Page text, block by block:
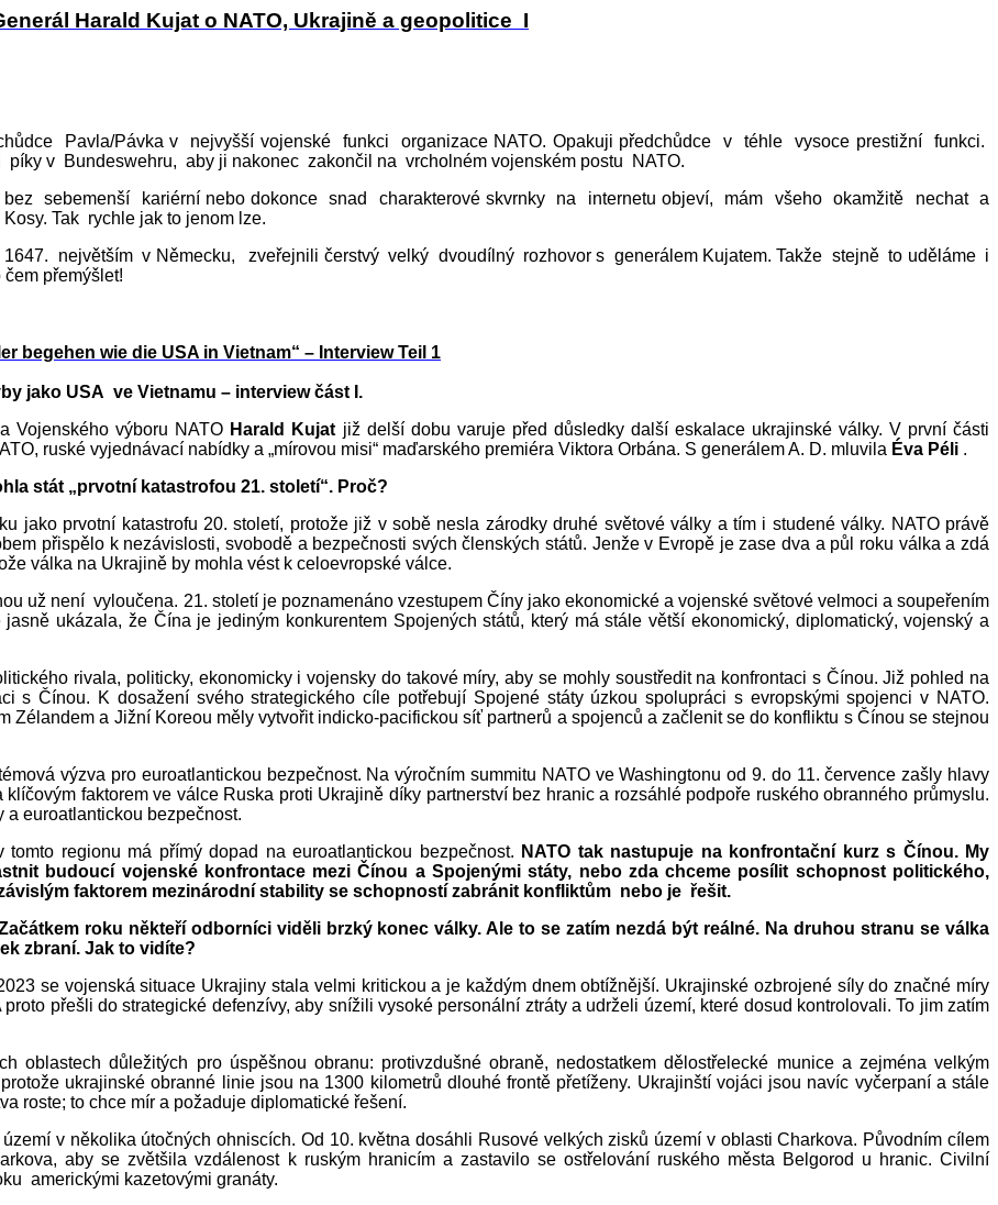
Harald Kujat o NATO, Ukrajině a geopolitice I
Pavla/Pávka v nejvyšší vojenské funkci organizace NATO. Opakuji předchůdce v téhle vysoce prestižní funkci.
v Bundeswehru, aby ji nakonec zakončil na vrcholném vojenském postu NATO.
sebemenší kariérní nebo dokonce snad charakterové skvrnky na internetu objeví, mám všeho okamžitě nechat a
Tak rychle jak to jenom lze.
největším v Německu, zveřejnili čerstvý velký dvoudílný rozhovor s generálem Kujatem. Takže stejně to uděláme i
přemýšlet!
begehen wie die USA in Vietnam“ – Interview Teil 1
jako USA ve Vietnamu – interview část I.
Vojenského výboru NATO Harald Kujat již delší dobu varuje před důsledky další eskalace ukrajinské války. V první části
ruské vyjednávací nabídky a „mírovou misi“ maďarského premiéra Viktora Orbána. S generálem A. D. mluvila Éva Péli .
stát „prvotní katastrofou 21. století“. Proč?
jako prvotní katastrofu 20. století, protože již v sobě nesla zárodky druhé světové války a tím i studené války. NATO právě
přispělo k nezávislosti, svobodě a bezpečnosti svých členských států. Jenže v Evropě je zase dva a půl roku válka a zdá
válka na Ukrajině by mohla vést k celoevropské válce.
už není vyloučena. 21. století je poznamenáno vzestupem Číny jako ekonomické a vojenské světové velmoci a soupeřením
ukázala, že Čína je jediným konkurentem Spojených států, který má stále větší ekonomický, diplomatický, vojenský a
rivala, politicky, ekonomicky i vojensky do takové míry, aby se mohly soustředit na konfrontaci s Čínou. Již pohled na
s Čínou. K dosažení svého strategického cíle potřebují Spojené státy úzkou spolupráci s evropskými spojenci v NATO.
Zélandem a Jižní Koreou měly vytvořit indicko-pacifickou síť partnerů a spojenců a začlenit se do konfliktu s Čínou se stejnou
výzva pro euroatlantickou bezpečnost. Na výročním summitu NATO ve Washingtonu od 9. do 11. července zašly hlavy
faktorem ve válce Ruska proti Ukrajině díky partnerství bez hranic a rozsáhlé podpoře ruského obranného průmyslu.
a euroatlantickou bezpečnost.
regionu má přímý dopad na euroatlantickou bezpečnost. NATO tak nastupuje na konfrontační kurz s Čínou. My
budoucí vojenské konfrontace mezi Čínou a Spojenými státy, nebo zda chceme posílit schopnost politického,
faktorem mezinárodní stability se schopností zabránit konfliktům nebo je řešit.
roku někteří odborníci viděli brzký konec války. Ale to se zatím nezdá být reálné. Na druhou stranu se válka
zbraní. Jak to vidíte?
se vojenská situace Ukrajiny stala velmi kritickou a je každým dnem obtížnější. Ukrajinské ozbrojené síly do značné míry
přešli do strategické defenzívy, aby snížili vysoké personální ztráty a udrželi území, které dosud kontrolovali. To jim zatím
oblastech důležitých pro úspěšnou obranu: protivzdušné obraně, nedostatkem dělostřelecké munice a zejména velkým
ukrajinské obranné linie jsou na 1300 kilometrů dlouhé frontě přetíženy. Ukrajinští vojáci jsou navíc vyčerpaní a stále
roste; to chce mír a požaduje diplomatické řešení.
v několika útočných ohniscích. Od 10. května dosáhli Rusové velkých zisků území v oblasti Charkova. Původním cílem
aby se zvětšila vzdálenost k ruským hranicím a zastavilo se ostřelování ruského města Belgorod u hranic. Civilní
americkými kazetovými granáty.